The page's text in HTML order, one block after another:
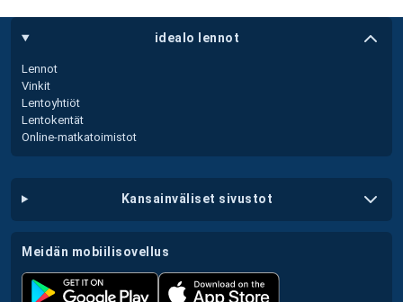
idealo lennot
Lennot
Vinkit
Lentoyhtiöt
Lentokentät
Online-matkatoimistot
kansainväliset sivustot
meidän mobiilisovellus